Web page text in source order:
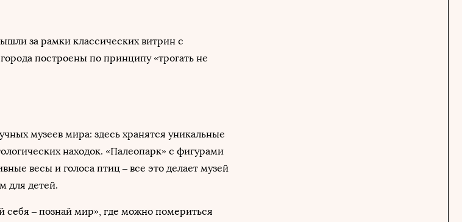
за рамки классических витрин с
построены по принципу «трогать не
музеев мира: здесь хранятся уникальные
находок. «Палеопарк» с фигурами
весы и голоса птиц – все это делает музей
для детей.
себя – познай мир», где можно помериться